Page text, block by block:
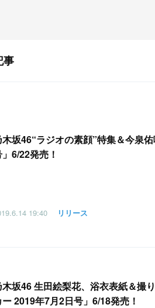
事
木坂46“ラジオの素顔”特集＆今泉
6/22発売！
19:40 リリース
木坂46 生田絵梨花、浴衣表紙＆撮
ー 2019年7月2日号」6/18発売！